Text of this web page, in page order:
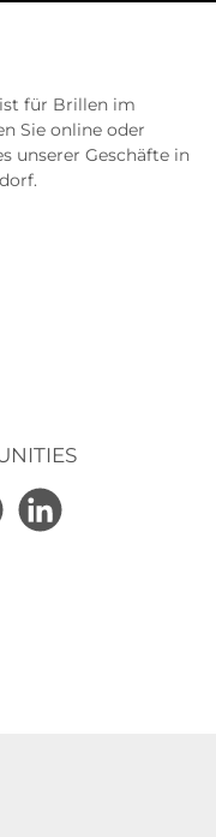
für Brillen im
Sie online oder
unserer Geschäfte in
LinkedIn